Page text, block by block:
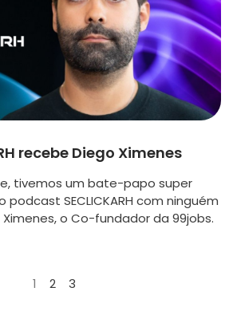
recebe Diego Ximenes
tivemos um bate-papo super
podcast SECLICKARH com ninguém
o Co-fundador da 99jobs.
1 2 3